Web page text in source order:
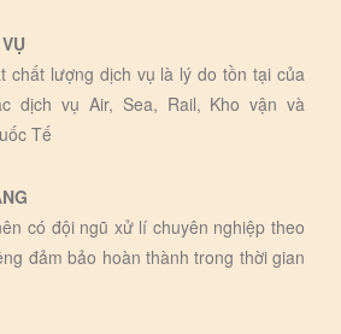
chất lượng dịch vụ là lý do tồn tại của
dịch vụ Air, Sea, Rail, Kho vận và
Tế
có đội ngũ xử lí chuyên nghiệp theo
đảm bảo hoàn thành trong thời gian